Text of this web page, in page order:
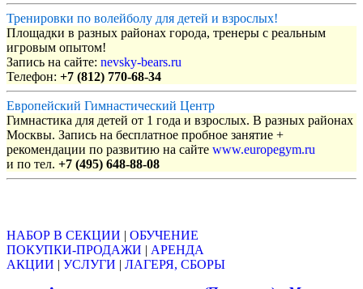
Тренировки по волейболу для детей и взрослых!
Площадки в разных районах города, тренеры с реальным
игровым опытом!
Запись на сайте: nevsky-bears.ru
Телефон: +7 (812) 770-68-34
Европейский Гимнастический Центр
Гимнастика для детей от 1 года и взрослых. В разных районах
Москвы. Запись на бесплатное пробное занятие +
рекомендации по развитию на сайте www.europegym.ru
и по тел. +7 (495) 648-88-08
НАБОР В СЕКЦИИ | ОБУЧЕНИЕ
ПОКУПКИ-ПРОДАЖИ | АРЕНДА
АКЦИИ | УСЛУГИ | ЛАГЕРЯ, СБОРЫ